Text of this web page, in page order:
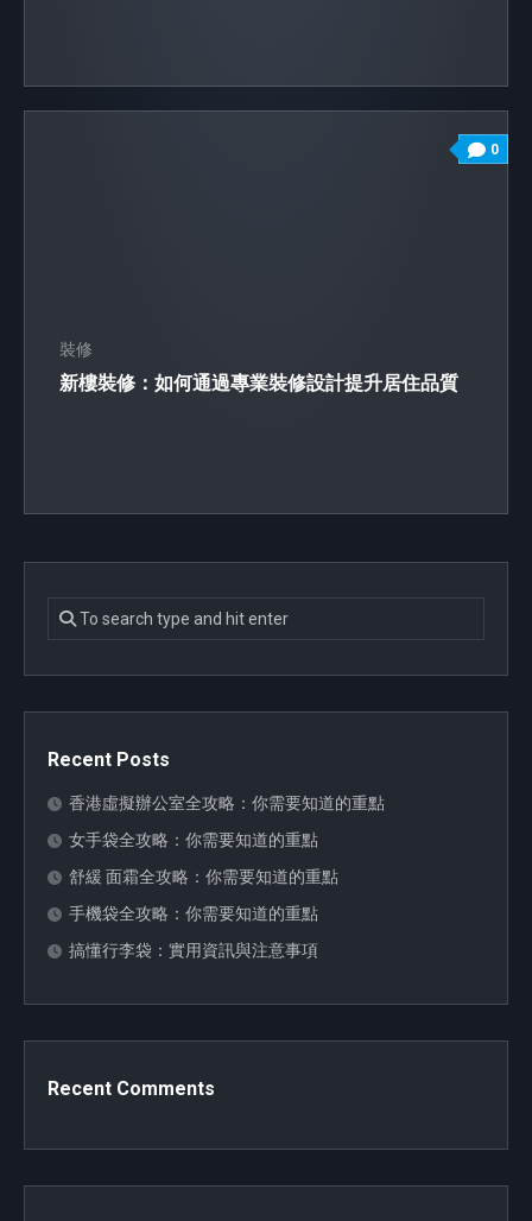
0
裝修
新樓裝修：如何通過專業裝修設計提升居住品質
Recent Posts
香港虛擬辦公室全攻略：你需要知道的重點
女手袋全攻略：你需要知道的重點
舒緩 面霜全攻略：你需要知道的重點
手機袋全攻略：你需要知道的重點
搞懂行李袋：實用資訊與注意事項
Recent Comments